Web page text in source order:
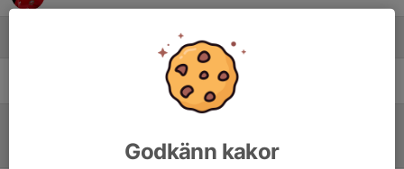
Ledare
Godkänn kakor